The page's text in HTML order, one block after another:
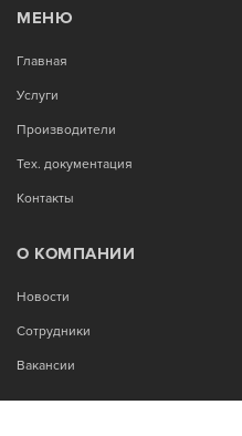
МЕНЮ
Главная
Услуги
Производители
Тех. документация
Контакты
О КОМПАНИИ
Новости
Сотрудники
Вакансии